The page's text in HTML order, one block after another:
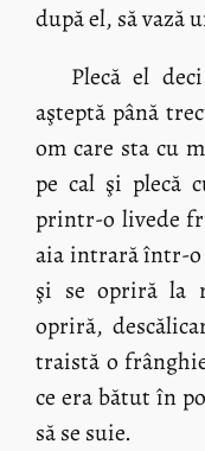
după el, să vază
Plecă el
aşteptă până
om care sta cu
pe cal şi plecă
printr-o livede
aia intrară într-o
şi se opriră la
opriră,
traistă o
ce era bătut în
să se suie.